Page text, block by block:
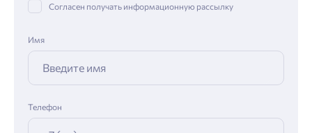
Согласен получать информационную рассылку
Имя
Телефон